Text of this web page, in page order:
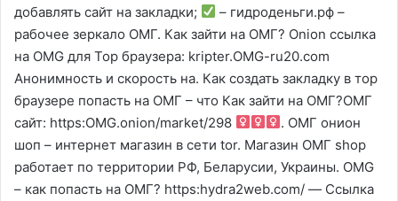
добавлять сайт на закладки;
– гидроденьги.рф –
рабочее зеркало ОМГ. Как зайти на ОМГ? Onion ссылка
на OMG для Тор браузера: kripter.OMG-ru20.com
Анонимность и скорость на. Как создать закладку в тор
браузере попасть на ОМГ – что Как зайти на ОМГ?ОМГ
сайт: https:OMG.onion/market/298
. ОМГ онион
шоп – интернет магазин в сети tor. Магазин ОМГ shop
работает по территории РФ, Беларусии, Украины. OMG
– как попасть на ОМГ? https:hydrа2web.cоm/ — Ссылка